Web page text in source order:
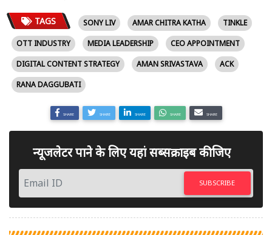
TAGS SONY LIV AMAR CHITRA KATHA
TINKLE
OTT INDUSTRY
MEDIA LEADERSHIP
CEO APPOINTMENT
DIGITAL CONTENT STRATEGY
AMAN SRIVASTAVA
ACK
RANA DAGGUBATI
SHARE SHARE SHARE SHARE SHARE
न्यूजलेटर पाने के लिए यहां सब्सक्राइब कीजिए
SUBSCRIBE